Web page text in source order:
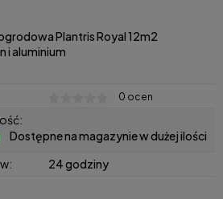
Plantris Royal 12m2
i aluminium
0 ocen
Dostępne na magazynie w dużej ilości
24 godziny